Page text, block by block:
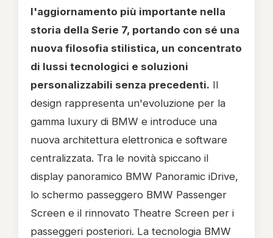
l'aggiornamento più importante nella
storia della Serie 7, portando con sé una
nuova filosofia stilistica, un concentrato
di lussi tecnologici e soluzioni
personalizzabili senza precedenti. Il
design rappresenta un'evoluzione per la
gamma luxury di BMW e introduce una
nuova architettura elettronica e software
centralizzata. Tra le novità spiccano il
display panoramico BMW Panoramic iDrive,
lo schermo passeggero BMW Passenger
Screen e il rinnovato Theatre Screen per i
passeggeri posteriori. La tecnologia BMW